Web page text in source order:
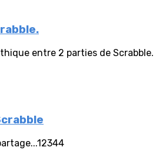
entre 2 parties de Scrabble.